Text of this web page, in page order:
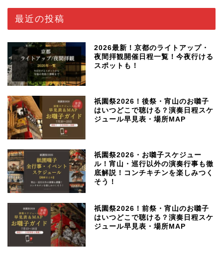
最近の投稿
2026最新！京都のライトアップ・
夜間拝観開催日程一覧！今夜行ける
スポットも！
祇園祭2026！後祭・宵山のお囃子
はいつどこで聴ける？演奏日程スケ
ジュール早見表・場所MAP
祇園祭2026・お囃子スケジュー
ル！宵山・巡行以外の演奏行事も徹
底解説！コンチキチンを楽しみつく
そう！
祇園祭2026！前祭・宵山のお囃子
はいつどこで聴ける？演奏日程スケ
ジュール早見表・場所MAP